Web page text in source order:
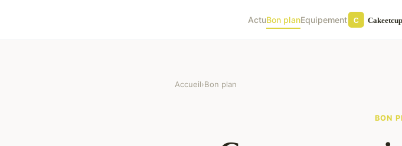
ActuBon planEquipement
Accueil›Bon plan
BON